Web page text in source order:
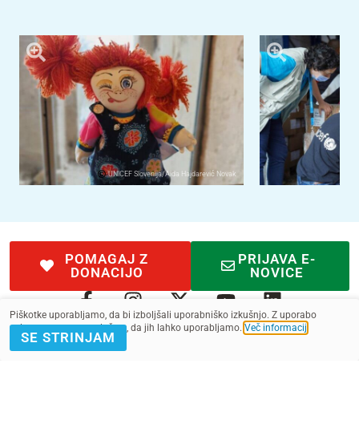
UNICEF Slovenija/Aida Hajdarević Novak
POMAGAJ Z
DONACIJO
PRIJAVA E-
NOVICE
Piškotke uporabljamo, da bi izboljšali uporabniško izkušnjo. Z uporabo
spletnega mesta soglašate, da jih lahko uporabljamo. Več informacij
SE STRINJAM